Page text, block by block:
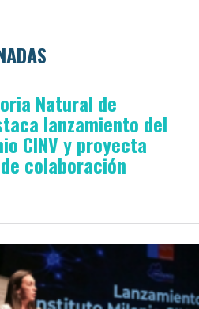
Natural de
lanzamiento del
CINV y proyecta
colaboración